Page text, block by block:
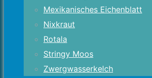
Mexikanisches Eichenblatt
Nixkraut
Rotala
Stringy Moos
Zwergwasserkelch